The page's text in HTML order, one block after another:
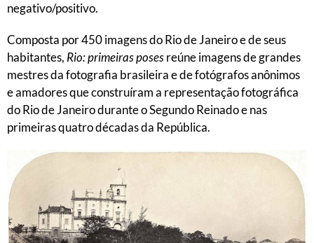
negativo/positivo.
Composta por 450 imagens do Rio de Janeiro e de seus
habitantes, Rio: primeiras posesreúne imagens de grandes
mestres da fotografia brasileira e de fotógrafos anônimos
e amadores que construíram a representação fotográfica
do Rio de Janeiro durante o Segundo Reinado e nas
primeiras quatro décadas da República.